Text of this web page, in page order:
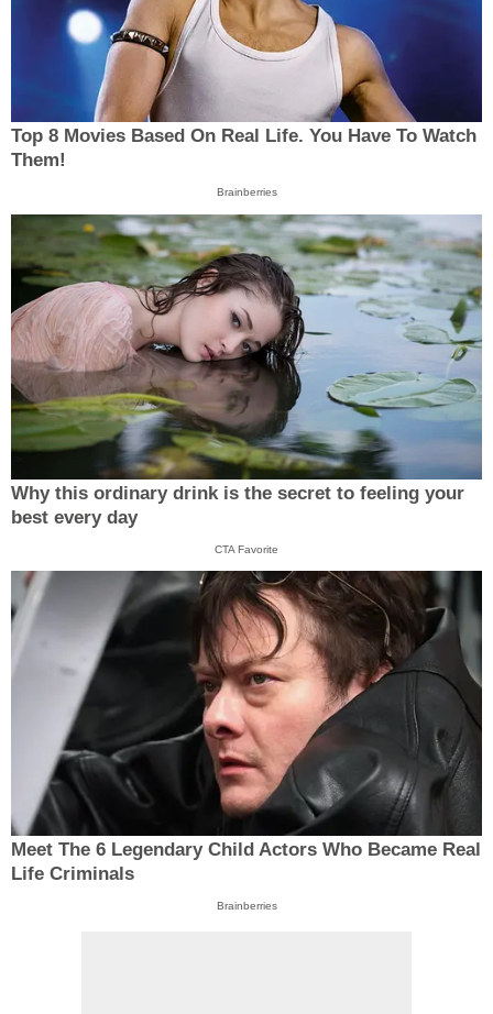
Top 8 Movies Based On Real Life. You Have To Watch
Them!
Brainberries
Why this ordinary drink is the secret to feeling your
best every day
CTA Favorite
Meet The 6 Legendary Child Actors Who Became Real
Life Criminals
Brainberries